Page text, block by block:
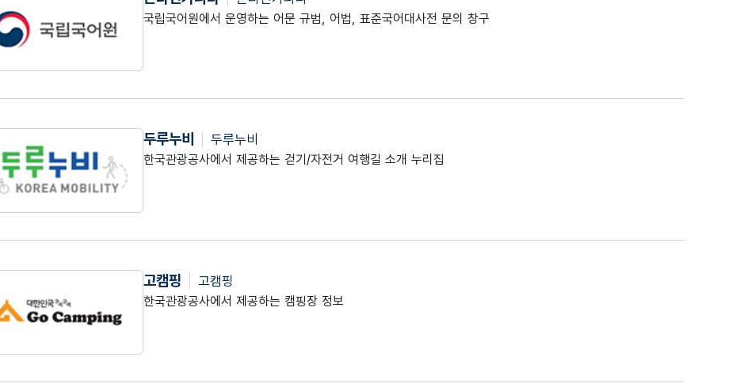
국립국어원에서 운영하는 어문 규범, 어법, 표준국어대사전 문의 창구
두루누비 두루누비
한국관광공사에서 제공하는 걷기/자전거 여행길 소개 누리집
고캠핑 고캠핑
한국관광공사에서 제공하는 캠핑장 정보